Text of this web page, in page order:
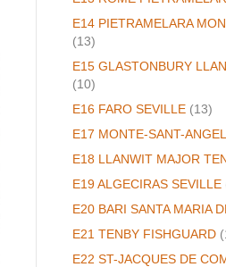
E14 PIETRAMELARA
(13)
E15 GLASTONBURY
(10)
E16 FARO SEVILLE (13)
E17 MONTE-SANT-
E18 LLANWIT MAJOR
E19 ALGECIRAS SEVILLE
E20 BARI SANTA MARIA
E21 TENBY FISHGUARD
E22 ST-JACQUES DE